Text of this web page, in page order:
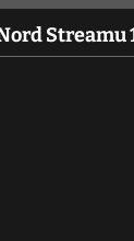
Streamu